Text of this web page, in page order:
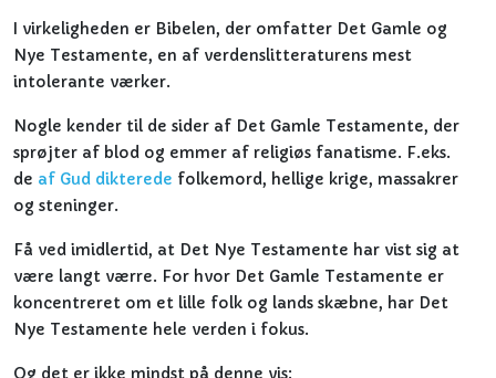
I virkeligheden er Bibelen, der omfatter Det Gamle og
Nye Testamente, en af verdenslitteraturens mest
intolerante værker.
Nogle kender til de sider af Det Gamle Testamente, der
sprøjter af blod og emmer af religiøs fanatisme. F.eks.
de af Gud dikterede folkemord, hellige krige, massakrer
og steninger.
Få ved imidlertid, at Det Nye Testamente har vist sig at
være langt værre. For hvor Det Gamle Testamente er
koncentreret om et lille folk og lands skæbne, har Det
Nye Testamente hele verden i fokus.
Og det er ikke mindst på denne vis: